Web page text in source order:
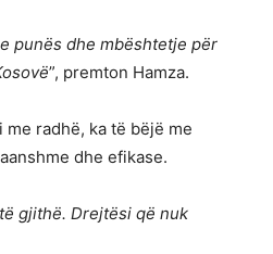
punës dhe mbështetje për
”, premton Hamza.
radhë, ka të bëjë me
dhe efikase.
gjithë. Drejtësi që nuk